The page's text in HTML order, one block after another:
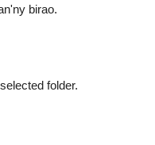
birao.
folder.